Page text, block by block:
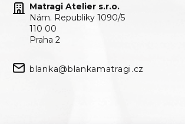
Matragi Atelier s.r.o.
Nám. Republiky 1090/5
110 00
Praha 2
blanka@blankamatragi.cz